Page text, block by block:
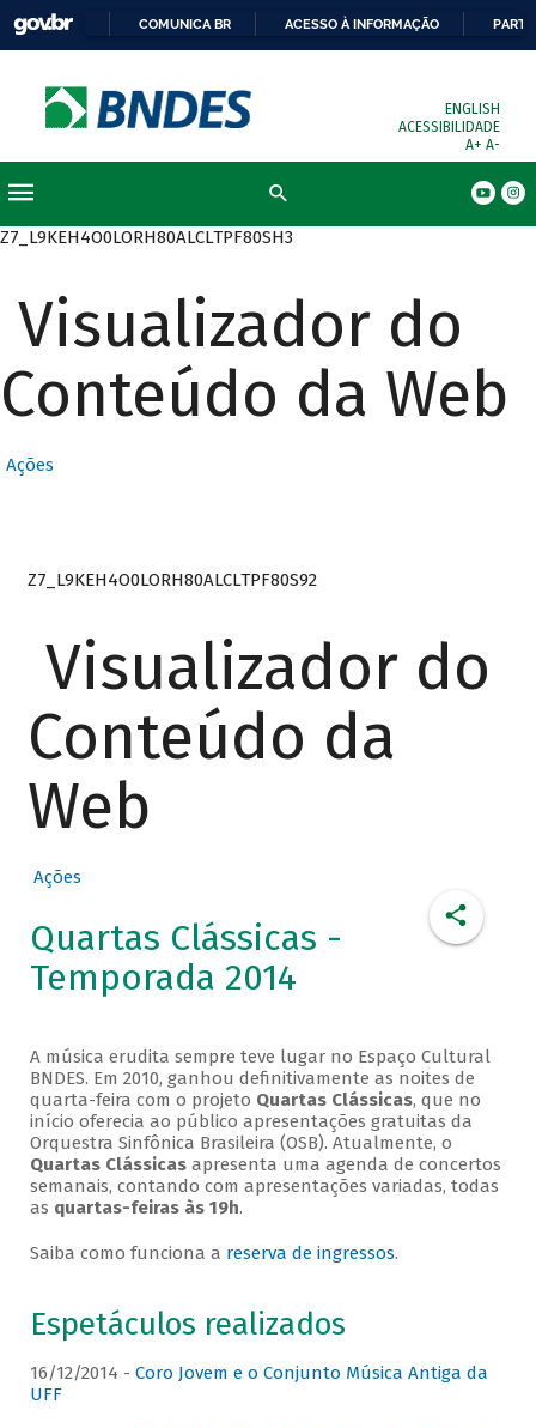
COMUNICA BR ACESSO À INFORMAÇÃO
ENGLISH
ACESSIBILIDADE
A+ A-
Z7_L9KEH4O0LORH80ALCLTPF80SH3
Visualizador do
Conteúdo da Web
Ações
Z7_L9KEH4O0LORH80ALCLTPF80S92
Visualizador do
Conteúdo da
Web
Ações
Quartas Clássicas -
Temporada 2014
A música erudita sempre teve lugar no Espaço Cultural
BNDES. Em 2010, ganhou definitivamente as noites de
quarta-feira com o projeto Quartas Clássicas, que no
início oferecia ao público apresentações gratuitas da
Orquestra Sinfônica Brasileira (OSB). Atualmente, o
Quartas Clássicasapresenta uma agenda de concertos
semanais, contando com apresentações variadas, todas
as quartas-feiras às 19h.
Saiba como funciona a reserva de ingressos.
Espetáculos realizados
16/12/2014 - Coro Jovem e o Conjunto Música Antiga da
UFF